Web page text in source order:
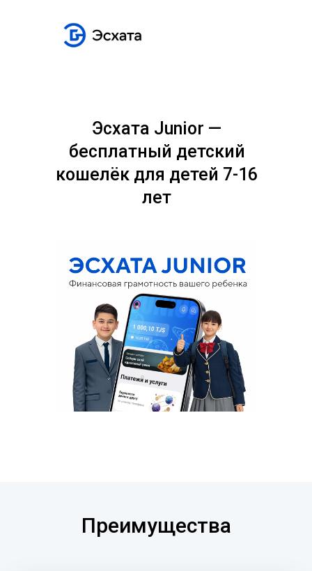
Эсхата Junior —
бесплатный детский
кошелёк для детей 7-16
лет
Преимущества